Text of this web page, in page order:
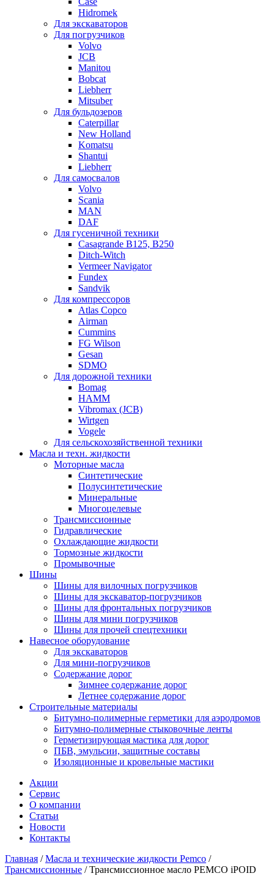
Hidromek
Для экскаваторов
Для погрузчиков
Volvo
JCB
Manitou
Bobcat
Liebherr
Mitsuber
Для бульдозеров
Caterpillar
New Holland
Komatsu
Shantui
Liebherr
Для самосвалов
Volvo
Scania
MAN
DAF
Для гусеничной техники
Casagrande B125, B250
Ditch-Witch
Vermeer Navigator
Fundex
Sandvik
Для компрессоров
Atlas Copco
Airman
Cummins
FG Wilson
Gesan
SDMO
Для дорожной техники
Bomag
HAMM
Vibromax (JCB)
Wirtgen
Vogele
Для сельскохозяйственной техники
Масла и техн. жидкости
Моторные масла
Синтетические
Полусинтетические
Минеральные
Многоцелевые
Трансмиссионные
Гидравлические
Охлаждающие жидкости
Тормозные жидкости
Промывочные
Шины
Шины для вилочных погрузчиков
Шины для экскаватор-погрузчиков
Шины для фронтальных погрузчиков
Шины для мини погрузчиков
Шины для прочей спецтехники
Навесное оборудование
Для экскаваторов
Для мини-погрузчиков
Содержание дорог
Зимнее содержание дорог
Летнее содержание дорог
Строительные материалы
Битумно-полимерные герметики для аэродромов
Битумно-полимерные стыковочные ленты
Герметизирующая мастика для дорог
ПБВ, эмульсии, защитные составы
Изоляционные и кровельные мастики
Акции
Сервис
О компании
Статьи
Новости
Контакты
Главная /Масла и технические жидкости Pemco /
Трансмиссионные /Трансмиссионное масло PEMCO iPOID